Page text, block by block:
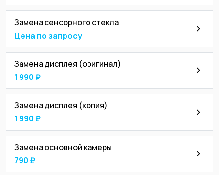
Замена сенсорного стекла
Цена по запросу
Замена дисплея (оригинал)
1 990 ₽
Замена дисплея (копия)
1 990 ₽
Замена основной камеры
790 ₽